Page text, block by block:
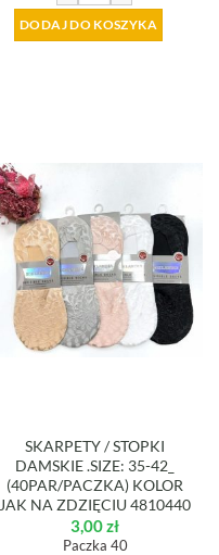
DODAJ DO KOSZYKA
SKARPETY / STOPKI
DAMSKIE .SIZE: 35-42_
(40PAR/PACZKA) KOLOR
JAK NA ZDZIĘCIU 4810440
3,00zł
Paczka 40